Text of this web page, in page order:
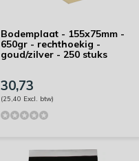
Bodemplaat - 155x75mm -
650gr - rechthoekig -
goud/zilver - 250 stuks
30,73
(25,40 Excl. btw)